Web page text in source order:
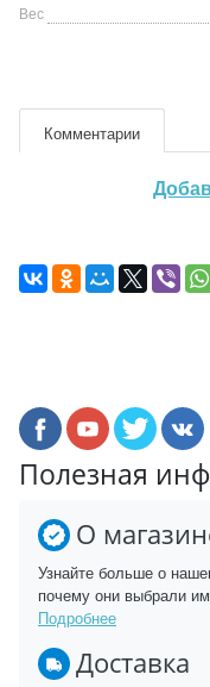
Вес
Комментарии
Полезная
О
Узнайте больше о
почему они выбрали
Подробнее
Доставка